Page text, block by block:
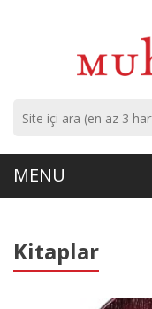
Kitaplar